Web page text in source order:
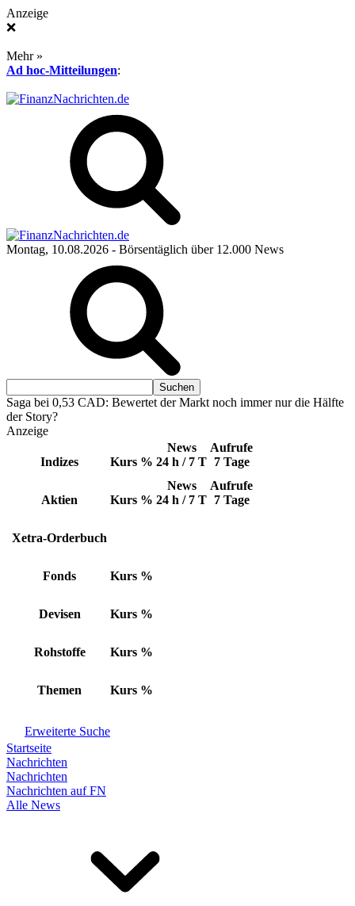
Anzeige
❌
Mehr »
Ad hoc-Mitteilungen:
Montag, 10.08.2026 - Börsentäglich über 12.000 News
Saga bei 0,53 CAD: Bewertet der Markt noch immer nur die Hälfte
der Story?
Anzeige
Indizes Kurs %
News
24 h / 7 T
Aufrufe
7 Tage
Aktien Kurs %
News
24 h / 7 T
Aufrufe
7 Tage
Xetra-Orderbuch
Fonds Kurs %
Devisen Kurs %
Rohstoffe Kurs %
Themen Kurs %
Erweiterte Suche
Startseite
Nachrichten
Nachrichten
Nachrichten auf FN
Alle News